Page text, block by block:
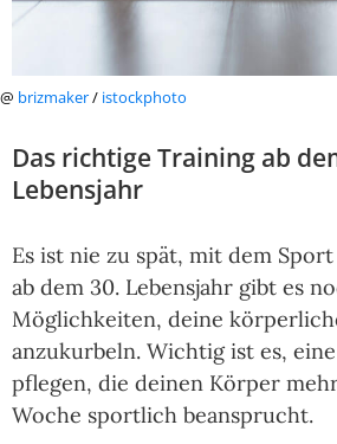
@ brizmaker/ istockphoto
Das richtige Training ab
Lebensjahr
Es ist nie zu spät, mit dem
ab dem 30. Lebensjahr gibt es
Möglichkeiten, deine
anzukurbeln. Wichtig ist es,
pflegen, die deinen Körper
Woche sportlich beansprucht.